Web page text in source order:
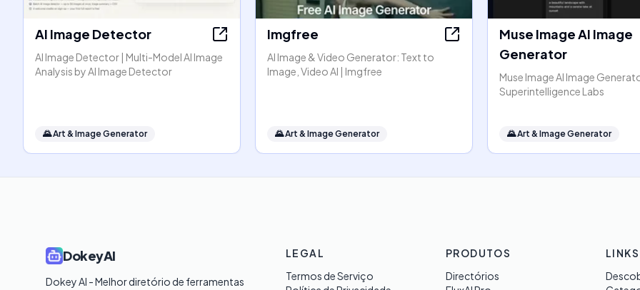
AI Image Detector
AI Image Detector | Multi-Model AI Image
Analysis by AI Image Detector
🌄Art & Image Generator
Imgfree
AI Image & Video Generator: Text to
Image, Video AI | Imgfree
🌄Art & Image Generator
Muse Image AI Image
Generator
Muse Image AI Image
Superintelligence Labs
🌄Art & Image Generator
DokeyAI
Dokey AI - Melhor diretório de ferramentas
LEGAL
Termos de Serviço
PRODUTOS
Directórios
LINKS